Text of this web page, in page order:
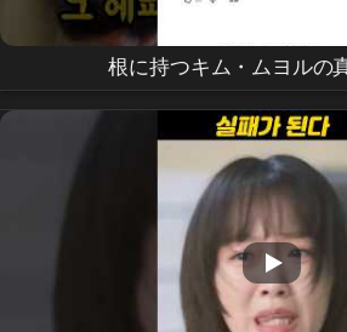
根に持つキム・ムヨルの